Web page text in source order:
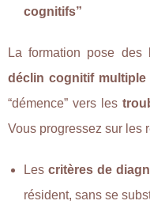
cognitifs”
La formation pose
déclin cognitif multiple
“démence” vers les
Vous progressez sur les
Les critères de
résident, sans se